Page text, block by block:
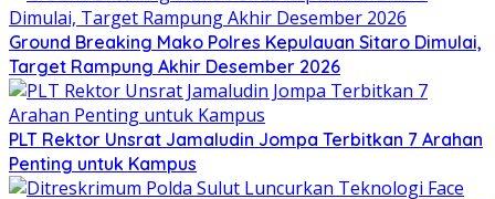
Ground Breaking Mako Polres Kepulauan Sitaro Dimulai,
Target Rampung Akhir Desember 2026
​PLT Rektor Unsrat Jamaludin Jompa Terbitkan 7 Arahan
Penting untuk Kampus